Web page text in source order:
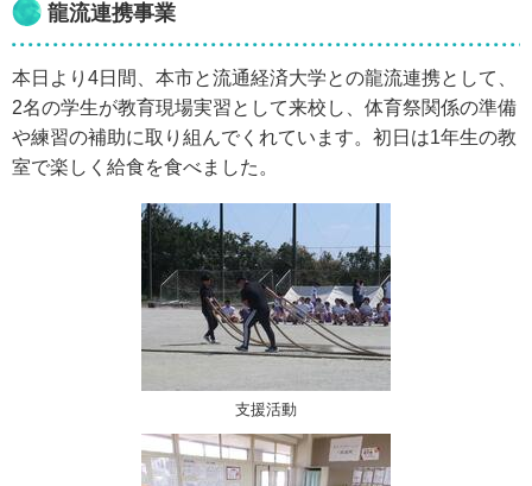
龍流連携事業
本日より4日間、本市と流通経済大学との龍流連携として、
2名の学生が教育現場実習として来校し、体育祭関係の準備
や練習の補助に取り組んでくれています。初日は1年生の教
室で楽しく給食を食べました。
支援活動